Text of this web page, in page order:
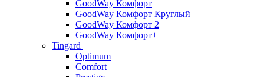
GoodWay Комфорт
GoodWay Комфорт Круглый
GoodWay Комфорт 2
GoodWay Комфорт+
Tingard
Optimum
Comfort